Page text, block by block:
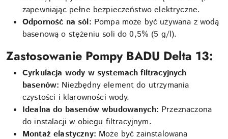
zapewniając pełne bezpieczeństwo elektryczne.
Odporność na sól: Pompa może być używana z wodą
basenową o stężeniu soli do 0,5% (5 g/l).
Zastosowanie Pompy BADU Delta 13:
Cyrkulacja wody w systemach filtracyjnych
basenów: Niezbędny element do utrzymania
czystości i klarowności wody.
Idealna do basenów wbudowanych: Przeznaczona
do instalacji w obiegu filtracyjnym.
Montaż elastyczny: Może być zainstalowana